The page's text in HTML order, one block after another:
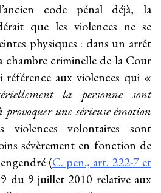
code pénal déjà, la
que les violences ne se
physiques : dans un arrêt
chambre criminelle de la Cour
référence aux violences qui «
la personne sont
une sérieuse émotion
violences volontaires sont
sévèrement en fonction de
(C. pen., art. 222-7 et
du 9 juillet 2010 relative aux